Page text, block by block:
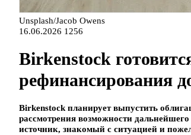
Unsplash/Jacob Owens
16.06.2026 1256
Birkenstock
рефинансирования
Birkenstock планирует выпустить
рассмотрения возможности
источник, знакомый с ситуацией и